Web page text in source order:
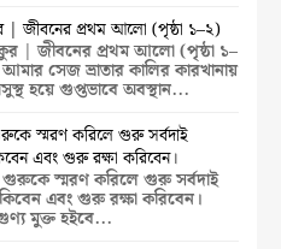
| জীবনের প্রথম আলো (পৃষ্ঠা ১–২)
| জীবনের প্রথম আলো (পৃষ্ঠা ১–
সেজ ভ্রাতার কালির কারখানায়
হয়ে গুপ্তভাবে অবস্থান...
স্মরণ করিলে গুরু সর্বদাই
এবং গুরু রক্ষা করিবেন।
স্মরণ করিলে গুরু সর্বদাই
এবং গুরু রক্ষা করিবেন।
মুক্ত হইবে...